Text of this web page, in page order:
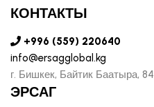
КОНТАКТЫ
+996 (559) 220640
info@ersagglobal.kg
г. ​Бишкек, Байтик Баатыра, 84
ЭРСАГ